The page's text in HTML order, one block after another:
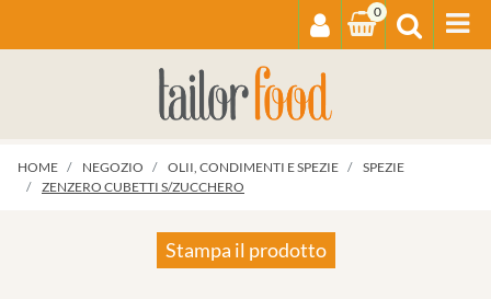
0
HOME NEGOZIO OLII, CONDIMENTI E SPEZIE
SPEZIE
ZENZERO CUBETTI S/ZUCCHERO
Stampa il prodotto